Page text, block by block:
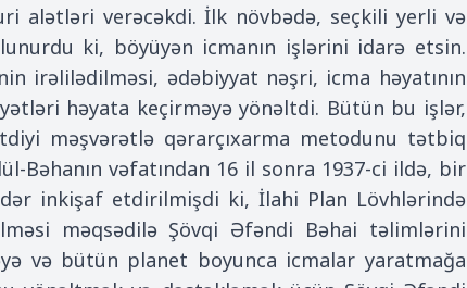
alətləri verəcəkdi. İlk növbədə, seçkili yerli və
ki, böyüyən icmanın işlərini idarə etsin.
irəlilədilməsi, ədəbiyyat nəşri, icma həyatının
həyata keçirməyə yönəltdi. Bütün bu işlər,
məşvərətlə qərarçıxarma metodunu tətbiq
vəfatından 16 il sonra 1937-ci ildə, bir
inkişaf etdirilmişdi ki, İlahi Plan Lövhlərində
məqsədilə Şövqi Əfəndi Bəhai təlimlərini
və bütün planet boyunca icmalar yaratmağa